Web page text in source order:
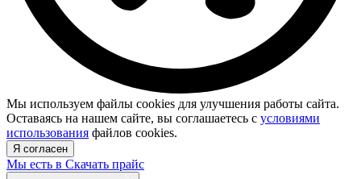
Мы используем файлы cookies для улучшения работы сайта.
Оставаясь на нашем сайте, вы соглашаетесь с условиями
использования файлов cookies.
Я согласен
Мы есть в Скачать прайс